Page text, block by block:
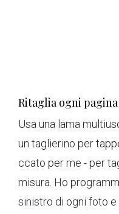
Ritaglia ogni
Usa una lama
un taglierino per
ccato per me - per
misura. Ho
sinistro di ogni foto